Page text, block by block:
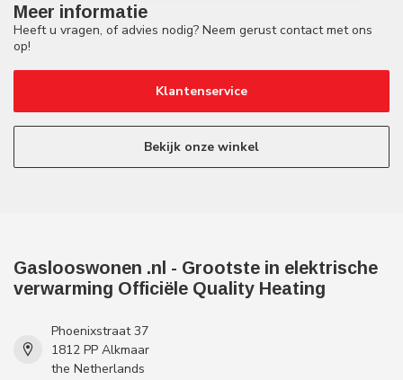
Meer informatie
Heeft u vragen, of advies nodig? Neem gerust contact met ons
op!
Klantenservice
Bekijk onze winkel
Gaslooswonen .nl - Grootste in elektrische
verwarming Officiële Quality Heating
Phoenixstraat 37
1812 PP Alkmaar
the Netherlands